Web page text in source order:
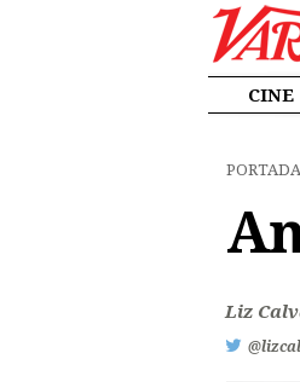
CINE
PORTADA
Liz